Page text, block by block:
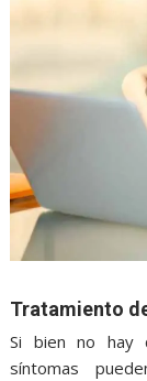
Tratamiento
Si bien no hay
síntomas